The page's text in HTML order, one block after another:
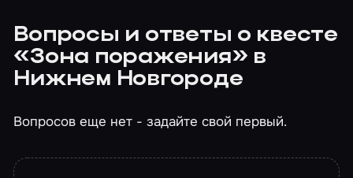
Вопросы и ответы о квесте
«Зона поражения» в
Нижнем Новгороде
Вопросов еще нет - задайте свой первый.